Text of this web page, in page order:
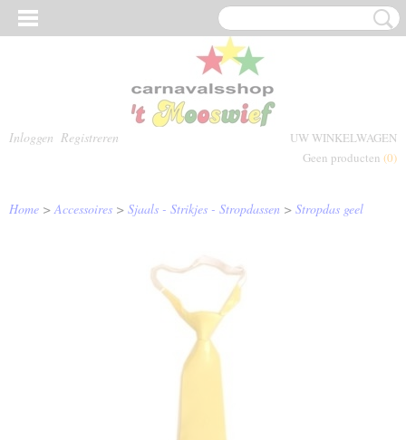
Inloggen Registreren
UW WINKELWAGEN
Geen producten (0)
Home >Accessoires > Sjaals - Strikjes - Stropdassen > Stropdas geel